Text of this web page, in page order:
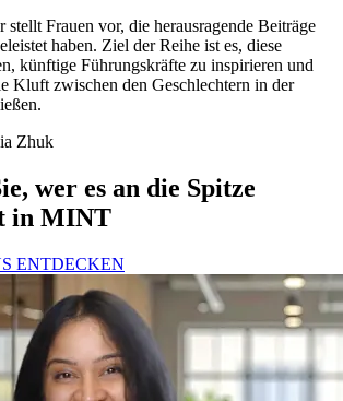
stellt Frauen vor, die herausragende Beiträge
haben. Ziel der Reihe ist es, diese
künftige Führungskräfte zu inspirieren und
Kluft zwischen den Geschlechtern in der
Zhuk
wer es an die Spitze
in MINT
ENTDECKEN